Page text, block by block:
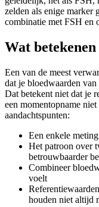
zelden als enige marker
combinatie met FSH en
Wat
Een van de meest
dat je bloedwaarden
Dat betekent niet dat je
een momentopname
aandachtspunten:
Een enkele
Het patroon over
betrouwbaarder
Combineer
voelt
houden niet altijd